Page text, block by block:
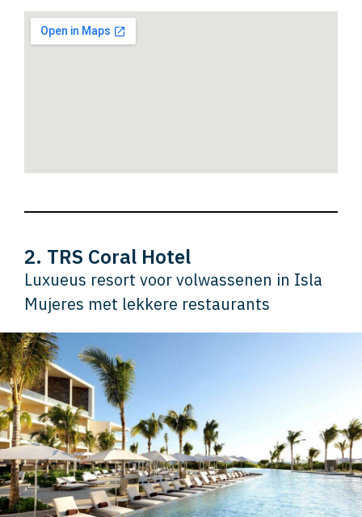
2. TRS Coral Hotel
Luxueus resort voor volwassenen in Isla
Mujeres met lekkere restaurants